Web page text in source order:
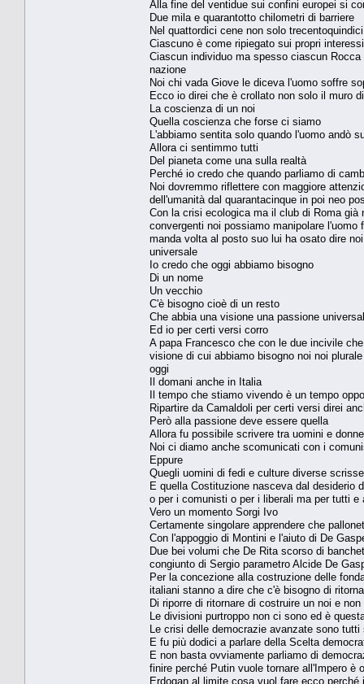
Alla fine del ventidue sui confini europei si
Due mila e quarantotto chilometri di barriere
Nel quattordici cene non solo
Ciascuno è come ripiegato sui propri interessi
Ciascun individuo ma spesso ciascun
nazione
Noi chi vada Giove le diceva l'uomo soffre
Ecco io direi che è crollato non solo il muro
La coscienza di un noi
Quella coscienza che forse ci siamo
L'abbiamo sentita solo quando l'uomo andò
Allora ci sentimmo tutti
Del pianeta come una sulla realtà
Perché io credo che quando parliamo di
Noi dovremmo riflettere con maggiore
dell'umanità dal quarantacinque in poi neo
Con la crisi ecologica ma il club di Roma
convergenti noi possiamo manipolare
manda volta al posto suo lui ha osato dire
universale
Io credo che oggi abbiamo bisogno
Di un nome
Un vecchio
C'è bisogno cioè di un resto
Che abbia una visione una passione
Ed io per certi versi corro
A papa Francesco che con le due incivile
visione di cui abbiamo bisogno noi noi
oggi
Il domani anche in Italia
Il tempo che stiamo vivendo è un tempo
Ripartire da Camaldoli per certi versi direi
Però alla passione deve essere quella
Allora fu possibile scrivere tra uomini e
Noi ci diamo anche scomunicati con i
Eppure
Quegli uomini di fedi e culture diverse
E quella Costituzione nasceva dal desiderio
o per i comunisti o per i liberali ma per tutti
Vero un momento Sorgi Ivo
Certamente singolare apprendere che
Con l'appoggio di Montini e l'aiuto di De
Due bei volumi che De Rita scorso di
congiunto di Sergio parametro Alcide De
Per la concezione alla costruzione delle
italiani stanno a dire che c'è bisogno di
Di riporre di ritornare di costruire un noi e
Le divisioni purtroppo non ci sono ed è
Le crisi delle democrazie avanzate sono
E fu più dodici a parlare della Scelta
E non basta ovviamente parliamo di
finire perché Putin vuole tornare all'Impero
Erdogan al limite cosa vuol fare ecco perché